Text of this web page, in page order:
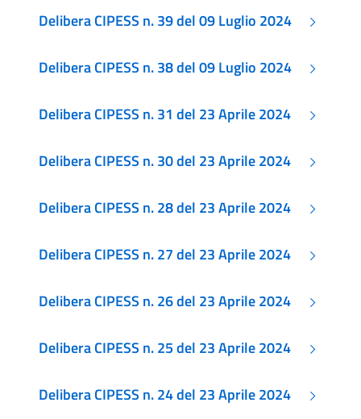
Delibera CIPESS n. 39 del 09 Luglio 2024
Delibera CIPESS n. 38 del 09 Luglio 2024
Delibera CIPESS n. 31 del 23 Aprile 2024
Delibera CIPESS n. 30 del 23 Aprile 2024
Delibera CIPESS n. 28 del 23 Aprile 2024
Delibera CIPESS n. 27 del 23 Aprile 2024
Delibera CIPESS n. 26 del 23 Aprile 2024
Delibera CIPESS n. 25 del 23 Aprile 2024
Delibera CIPESS n. 24 del 23 Aprile 2024